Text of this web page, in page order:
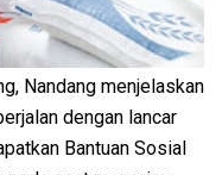
Nandang menjelaskan
dengan lancar
Bantuan Sosial